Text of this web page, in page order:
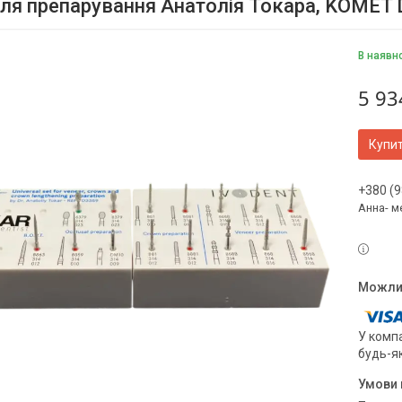
препарування Анатолія Токара, KOMET
В
5
+380
Анна-
У
будь-